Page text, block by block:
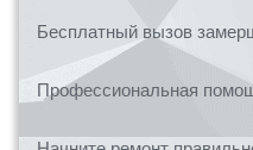
Бесплатный вызов
Профессиональная